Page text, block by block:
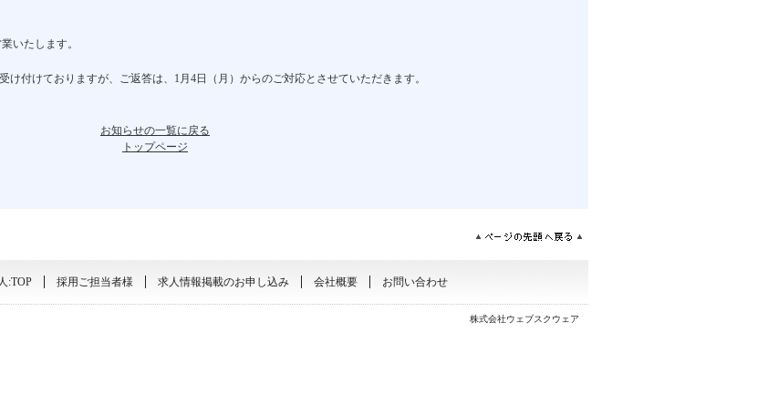
いたします。
け付けておりますが、ご返答は、1月4日（月）からのご対応とさせていただきます。
お知らせの一覧に戻る
トップページ
:TOP 採用ご担当者様 求人情報掲載のお申し込み 会社概要 お問い合わせ
株式会社ウェブスクウェア